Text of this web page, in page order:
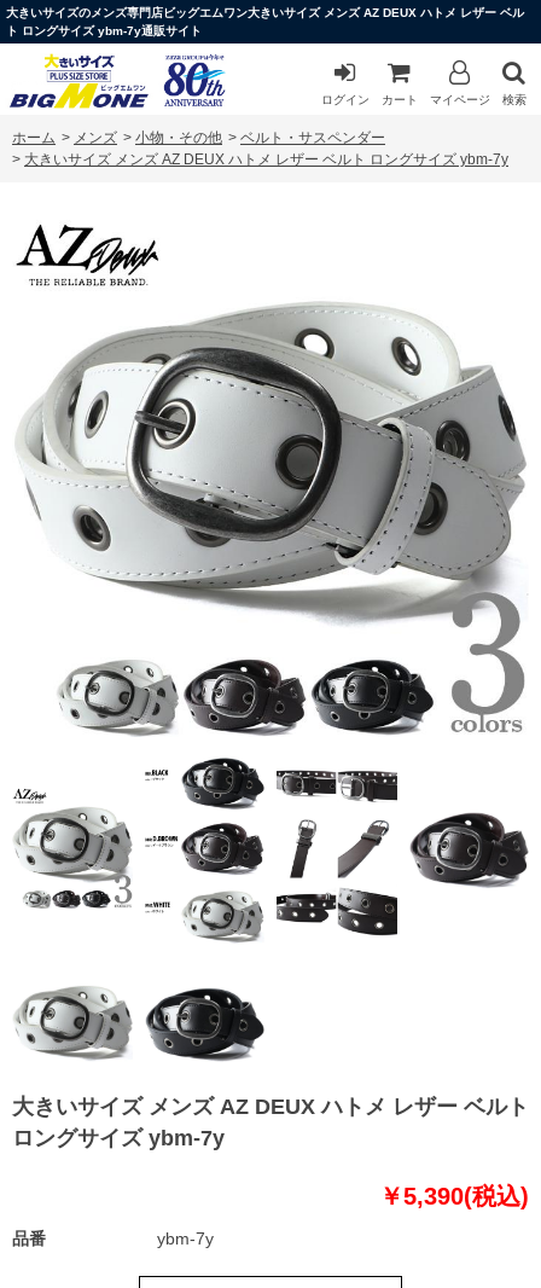
大きいサイズのメンズ専門店ビッグエムワン大きいサイズ メンズ AZ DEUX ハトメ レザー ベル
ト ロングサイズ ybm-7y通販サイト
ログイン カート マイページ 検索
ホーム > メンズ > 小物・その他 > ベルト・サスペンダー
> 大きいサイズ メンズ AZ DEUX ハトメ レザー ベルト ロングサイズ ybm-7y
大きいサイズ メンズ AZ DEUX ハトメ レザー ベルト
ロングサイズ ybm-7y
￥5,390(税込)
品番 ybm-7y